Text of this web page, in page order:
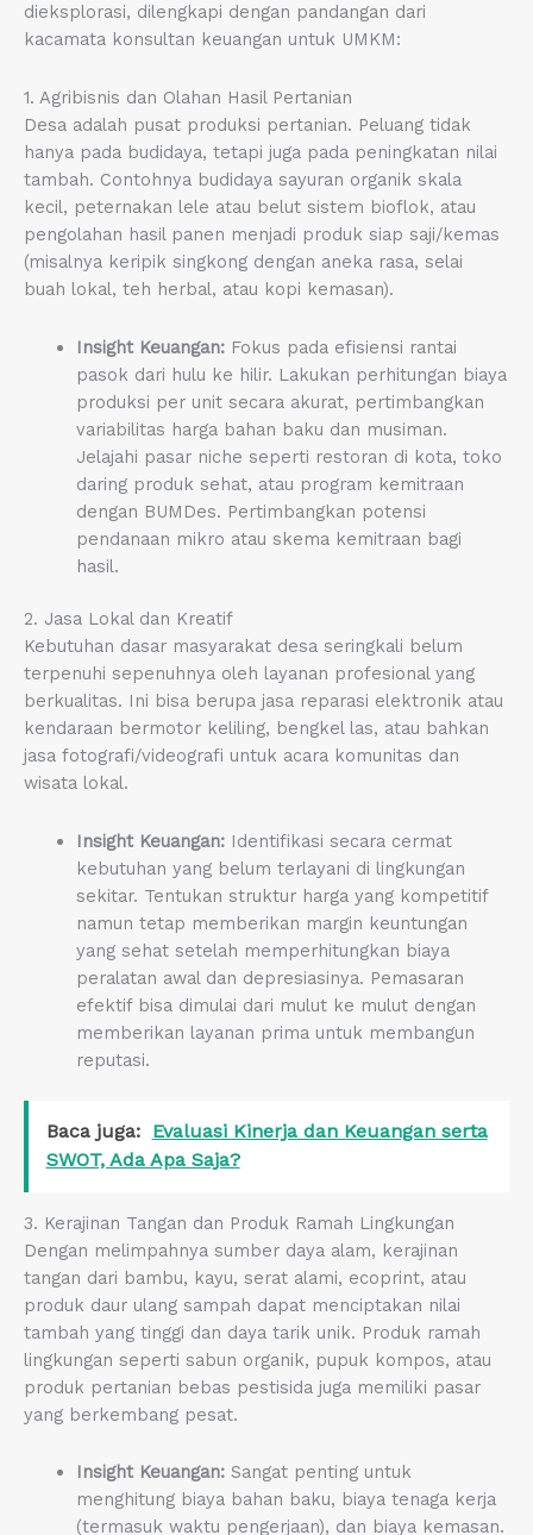
dieksplorasi, dilengkapi dengan pandangan dari
kacamata konsultan keuangan untuk UMKM:
1. Agribisnis dan Olahan Hasil Pertanian
Desa adalah pusat produksi pertanian. Peluang tidak
hanya pada budidaya, tetapi juga pada peningkatan nilai
tambah. Contohnya budidaya sayuran organik skala
kecil, peternakan lele atau belut sistem bioflok, atau
pengolahan hasil panen menjadi produk siap saji/kemas
(misalnya keripik singkong dengan aneka rasa, selai
buah lokal, teh herbal, atau kopi kemasan).
Insight Keuangan:Fokus pada efisiensi rantai
pasok dari hulu ke hilir. Lakukan perhitungan biaya
produksi per unit secara akurat, pertimbangkan
variabilitas harga bahan baku dan musiman.
Jelajahi pasar niche seperti restoran di kota, toko
daring produk sehat, atau program kemitraan
dengan BUMDes. Pertimbangkan potensi
pendanaan mikro atau skema kemitraan bagi
hasil.
2. Jasa Lokal dan Kreatif
Kebutuhan dasar masyarakat desa seringkali belum
terpenuhi sepenuhnya oleh layanan profesional yang
berkualitas. Ini bisa berupa jasa reparasi elektronik atau
kendaraan bermotor keliling, bengkel las, atau bahkan
jasa fotografi/videografi untuk acara komunitas dan
wisata lokal.
Insight Keuangan:Identifikasi secara cermat
kebutuhan yang belum terlayani di lingkungan
sekitar. Tentukan struktur harga yang kompetitif
namun tetap memberikan margin keuntungan
yang sehat setelah memperhitungkan biaya
peralatan awal dan depresiasinya. Pemasaran
efektif bisa dimulai dari mulut ke mulut dengan
memberikan layanan prima untuk membangun
reputasi.
Baca juga:
Evaluasi Kinerja dan Keuangan serta
SWOT, Ada Apa Saja?
3. Kerajinan Tangan dan Produk Ramah Lingkungan
Dengan melimpahnya sumber daya alam, kerajinan
tangan dari bambu, kayu, serat alami, ecoprint, atau
produk daur ulang sampah dapat menciptakan nilai
tambah yang tinggi dan daya tarik unik. Produk ramah
lingkungan seperti sabun organik, pupuk kompos, atau
produk pertanian bebas pestisida juga memiliki pasar
yang berkembang pesat.
Insight Keuangan:Sangat penting untuk
menghitung biaya bahan baku, biaya tenaga kerja
(termasuk waktu pengerjaan), dan biaya kemasan.